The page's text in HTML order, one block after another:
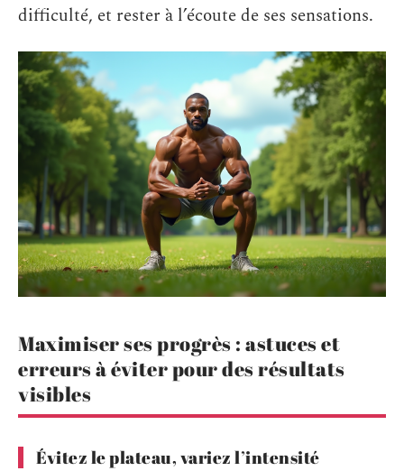
difficulté, et rester à l’écoute de ses sensations.
Maximiser ses progrès : astuces et
erreurs à éviter pour des résultats
visibles
Évitez le plateau, variez l’intensité